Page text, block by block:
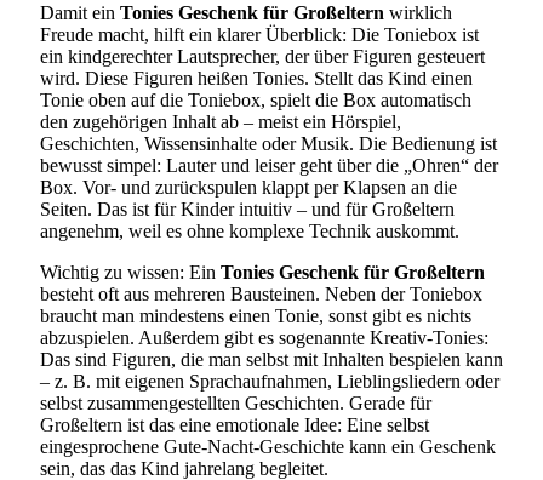
Damit ein Tonies Geschenk für Großeltern wirklich
Freude macht, hilft ein klarer Überblick: Die Toniebox ist
ein kindgerechter Lautsprecher, der über Figuren gesteuert
wird. Diese Figuren heißen Tonies. Stellt das Kind einen
Tonie oben auf die Toniebox, spielt die Box automatisch
den zugehörigen Inhalt ab – meist ein Hörspiel,
Geschichten, Wissensinhalte oder Musik. Die Bedienung ist
bewusst simpel: Lauter und leiser geht über die „Ohren“ der
Box. Vor- und zurückspulen klappt per Klapsen an die
Seiten. Das ist für Kinder intuitiv – und für Großeltern
angenehm, weil es ohne komplexe Technik auskommt.
Wichtig zu wissen: Ein Tonies Geschenk für Großeltern
besteht oft aus mehreren Bausteinen. Neben der Toniebox
braucht man mindestens einen Tonie, sonst gibt es nichts
abzuspielen. Außerdem gibt es sogenannte Kreativ-Tonies:
Das sind Figuren, die man selbst mit Inhalten bespielen kann
– z. B. mit eigenen Sprachaufnahmen, Lieblingsliedern oder
selbst zusammengestellten Geschichten. Gerade für
Großeltern ist das eine emotionale Idee: Eine selbst
eingesprochene Gute-Nacht-Geschichte kann ein Geschenk
sein, das das Kind jahrelang begleitet.